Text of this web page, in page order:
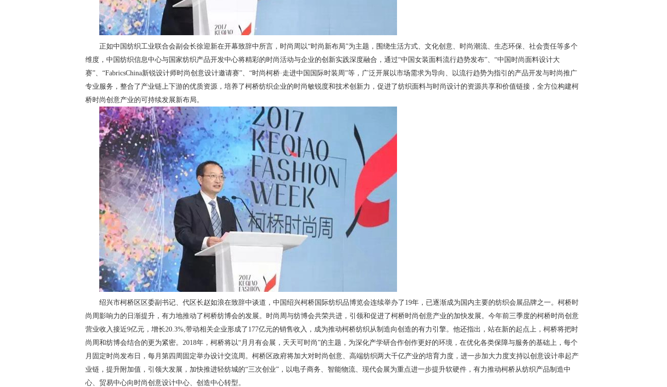
正如中国纺织工业联合会副会长徐迎新在开幕致辞中所言，时尚周以“时尚新布局”为主题，围绕生活方式、文化创意、时尚潮流、生态环保、社会责任等多个
维度，中国纺织信息中心与国家纺织产品开发中心将精彩的时尚活动与企业的创新实践深度融合，通过“中国女装面料流行趋势发布”、“中国时尚面料设计大
赛”、“FabricsChina新锐设计师时尚创意设计邀请赛”、“时尚柯桥·走进中国国际时装周”等，广泛开展以市场需求为导向、以流行趋势为指引的产品开发与时尚推广
专业服务，整合了产业链上下游的优质资源，培养了柯桥纺织企业的时尚敏锐度和技术创新力，促进了纺织面料与时尚设计的资源共享和价值链接，全方位构建柯
桥时尚创意产业的可持续发展新布局。
绍兴市柯桥区区委副书记、代区长赵如浪在致辞中谈道，中国绍兴柯桥国际纺织品博览会连续举办了19年，已逐渐成为国内主要的纺织会展品牌之一。柯桥时
尚周影响力的日渐提升，有力地推动了柯桥纺博会的发展。时尚周与纺博会共荣共进，引领和促进了柯桥时尚创意产业的加快发展。今年前三季度的柯桥时尚创意
营业收入接近9亿元，增长20.3%,带动相关企业形成了177亿元的销售收入，成为推动柯桥纺织从制造向创造的有力引擎。他还指出，站在新的起点上，柯桥将把时
尚周和纺博会结合的更为紧密。2018年，柯桥将以“月月有会展，天天可时尚”的主题，为深化产学研合作创作更好的环境，在优化各类保障与服务的基础上，每个
月固定时尚发布日，每月第四周固定举办设计交流周。柯桥区政府将加大对时尚创意、高端纺织两大千亿产业的培育力度，进一步加大力度支持以创意设计串起产
业链，提升附加值，引领大发展，加快推进轻纺城的“三次创业”，以电子商务、智能物流、现代会展为重点进一步提升软硬件，有力推动柯桥从纺织产品制造中
心、贸易中心向时尚创意设计中心、创造中心转型。